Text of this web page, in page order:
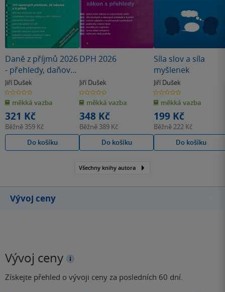
Daně z příjmů 2026
- přehledy, daňové
a účetní tabulky
Jiří Dušek
0.0
z
5
hvězdiček
měkká vazba
321 Kč
Běžně 359 Kč
Do košíku
DPH 2026
Jiří Dušek
0.0
z
5
hvězdiček
měkká vazba
348 Kč
Běžně 389 Kč
Do košíku
Síla slov a síla
myšlenek
Jiří Dušek
0.0
z
5
hvězdiček
měkká vazba
199 Kč
Běžně222 Kč
Do košíku
Všechny knihy autora
Vývoj ceny
Vývoj ceny
Získejte přehled o vývoji ceny za posledních 60 dní.